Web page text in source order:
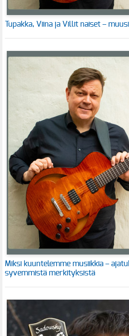
Tupakka, Viina ja Villit naiset –
Miksi kuuntelemme musiikkia –
syvemmistä merkityksistä